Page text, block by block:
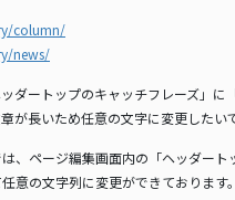
column/
news/
ダートップのキャッチフレーズ」に
が長いため任意の文字に変更したいで
、ページ編集画面内の「ヘッダート
意の文字列に変更ができております。